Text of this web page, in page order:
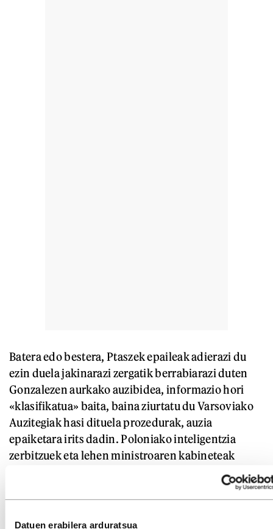
Datuen erabilera arduratsua
Batera edo bestera, Ptaszek epaileak adierazi du
ezin duela jakinarazi zergatik berrabiarazi duten
Gonzalezen aurkako auzibidea, informazio hori
«klasifikatua» baita, baina ziurtatu du Varsoviako
Auzitegiak hasi dituela prozedurak, auzia
epaiketara irits dadin. Poloniako inteligentzia
zerbitzuek eta lehen ministroaren kabineteak
zenbait agiri igorri dizkiote epaileari, eta horren
ostean berrabiarazi dute Gonzalezen aurkako
prozesua.